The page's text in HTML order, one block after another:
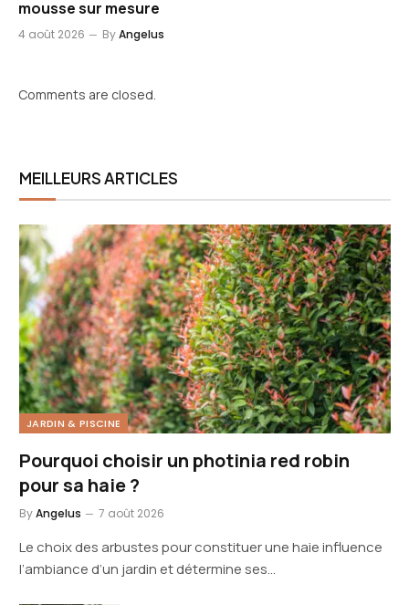
mousse sur mesure
4 août 2026 ByAngelus
Comments are closed.
MEILLEURS ARTICLES
JARDIN & PISCINE
Pourquoi choisir un photinia red robin
pour sa haie ?
ByAngelus 7 août 2026
Le choix des arbustes pour constituer une haie influence
l’ambiance d’un jardin et détermine ses…